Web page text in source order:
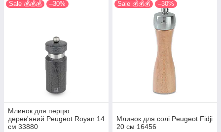
Sale 💰💰💰 –30%
Млинок для перцю
дерев'яний Peugeot Royan 14
см 33880
Sale 💰💰💰 –30%
Млинок для солі Peugeot Fidji
20 см 16456